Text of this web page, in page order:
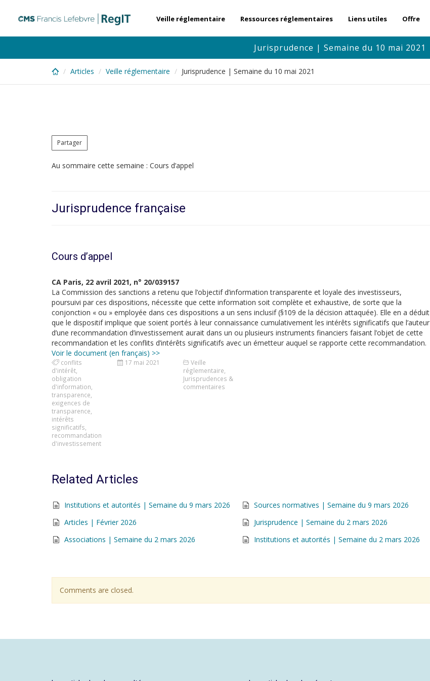
content
Veille réglementaire Ressources réglementaires Liens utiles Offre
Jurisprudence | Semaine du 10 mai 2021
Articles Veille réglementaire Jurisprudence | Semaine du 10 mai 2021
Partager
Au sommaire cette semaine : Cours d’appel
Jurisprudence française
Cours d’appel
CA Paris, 22 avril 2021, n° 20/039157
La Commission des sanctions a retenu que l’objectif d’information transparente et loyale des investisseurs,
poursuivi par ces dispositions, nécessite que cette information soit complète et exhaustive, de sorte que la
conjonction « ou » employée dans ces dispositions a un sens inclusif (§109 de la décision attaquée). Elle en a déduit
que le dispositif implique que soient portés à leur connaissance cumulativement les intérêts significatifs que l’auteur
d’une recommandation d’investissement aurait dans un ou plusieurs instruments financiers faisant l’objet de cette
recommandation et les conflits d’intérêts significatifs avec un émetteur auquel se rapporte cette recommandation.
Voir le document (en français) >>
conflits
d'intérêt
obligation
d'information
transparence
exigences de
transparence
intérêts
significatifs
recommandation
d'investissement
17 mai 2021
Veille
réglementaire
Jurisprudences &
commentaires
Related Articles
Institutions et autorités | Semaine du 9 mars 2026
Sources normatives | Semaine du 9 mars 2026
Articles | Février 2026
Jurisprudence | Semaine du 2 mars 2026
Associations | Semaine du 2 mars 2026
Institutions et autorités | Semaine du 2 mars 2026
Comments are closed.